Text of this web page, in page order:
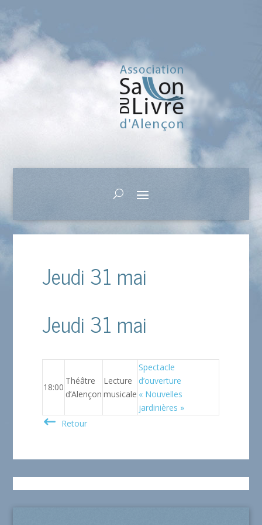
Jeudi 31 mai
Jeudi 31 mai
18:00
Théâtre
d’Alençon
Lecture
musicale
Spectacle
d’ouverture
« Nouvelles
jardinières »
Retour